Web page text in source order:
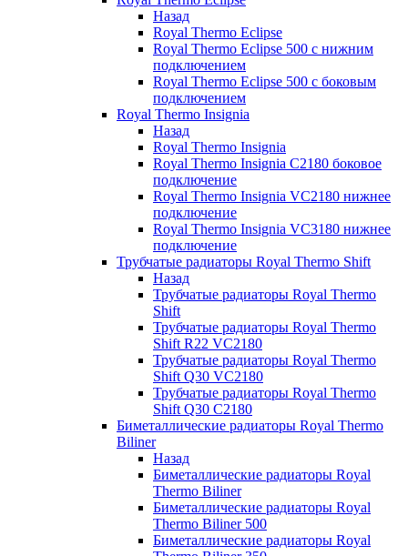
Назад
Royal Thermo Eclipse
Royal Thermo Eclipse 500 с нижним
подключением
Royal Thermo Eclipse 500 с боковым
подключением
Royal Thermo Insignia
Назад
Royal Thermo Insignia
Royal Thermo Insignia C2180 боковое
подключение
Royal Thermo Insignia VC2180 нижнее
подключение
Royal Thermo Insignia VC3180 нижнее
подключение
Трубчатые радиаторы Royal Thermo Shift
Назад
Трубчатые радиаторы Royal Thermo
Shift
Трубчатые радиаторы Royal Thermo
Shift R22 VC2180
Трубчатые радиаторы Royal Thermo
Shift Q30 VC2180
Трубчатые радиаторы Royal Thermo
Shift Q30 C2180
Биметаллические радиаторы Royal Thermo
Biliner
Назад
Биметаллические радиаторы Royal
Thermo Biliner
Биметаллические радиаторы Royal
Thermo Biliner 500
Биметаллические радиаторы Royal